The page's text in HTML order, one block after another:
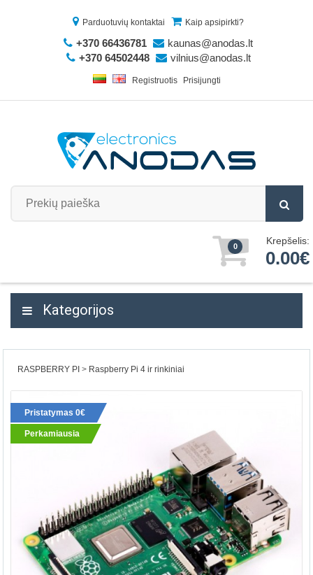
Parduotuvių kontaktai Kaip apsipirkti?
+370 66436781
kaunas@anodas.lt
+370 64502448
vilnius@anodas.lt
Registruotis Prisijungti
0 Krepšelis:
0.00€
Kategorijos
RASPBERRY PI Raspberry Pi 4 ir rinkiniai
Pristatymas 0€
Perkamiausia